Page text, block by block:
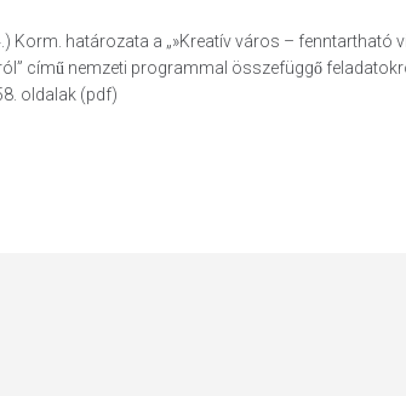
Korm. határozata a „»Kreatív város – fenntartható
című nemzeti programmal összefüggő
oldalak (pdf)